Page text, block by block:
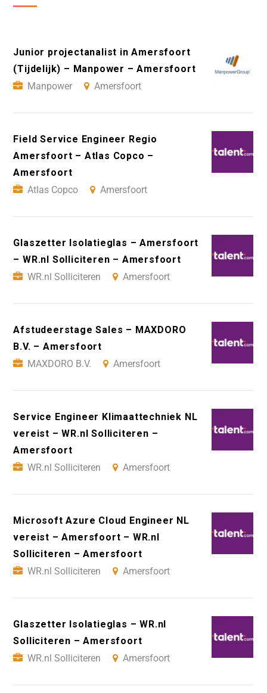
Junior projectanalist in Amersfoort
(Tijdelijk) – Manpower – Amersfoort
Manpower
Amersfoort
Field Service Engineer Regio
Amersfoort – Atlas Copco –
Amersfoort
Atlas Copco
Amersfoort
Glaszetter Isolatieglas – Amersfoort
– WR.nl Solliciteren – Amersfoort
WR.nl Solliciteren
Amersfoort
Afstudeerstage Sales – MAXDORO
B.V. – Amersfoort
MAXDORO B.V.
Amersfoort
Service Engineer Klimaattechniek NL
vereist – WR.nl Solliciteren –
Amersfoort
WR.nl Solliciteren
Amersfoort
Microsoft Azure Cloud Engineer NL
vereist – Amersfoort – WR.nl
Solliciteren – Amersfoort
WR.nl Solliciteren
Amersfoort
Glaszetter Isolatieglas – WR.nl
Solliciteren – Amersfoort
WR.nl Solliciteren
Amersfoort